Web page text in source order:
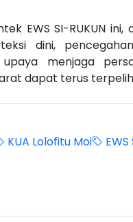
EWS SI-RUKUN
dini,
menjaga
dapat terus
KUA Lolofitu Moi